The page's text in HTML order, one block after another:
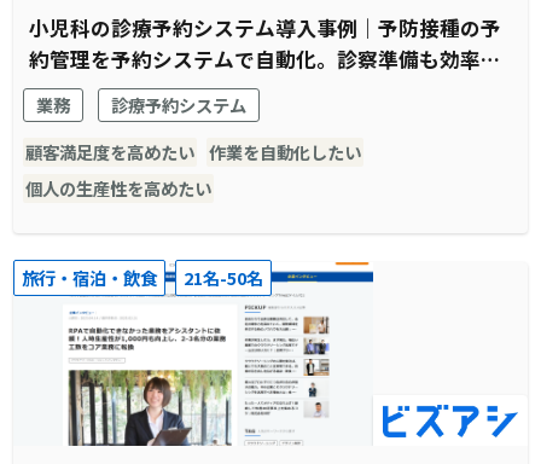
小児科の診療予約システム導入事例｜予防接種の予
約管理を予約システムで自動化。診察準備も効率化
され窓口受付業務全体がスムーズに。
業務
診療予約システム
顧客満足度を高めたい 作業を自動化したい
個人の生産性を高めたい
旅行・宿泊・飲食 21名-50名